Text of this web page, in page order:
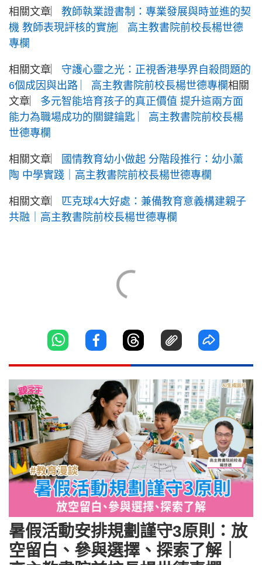
相關文章︳ 教師執業證書制：專業發展與時並進的契
機 教師表現評核的實施︳高主教書院前校長楊世德
專欄
相關文章︳ 守護心靈之光：正視香港學界自殺問題的
6個成因與出路 ︳高主教書院前校長楊世德專欄相關
文章︳ 多元智能培育孩子的真正價值 提升這兩方面
能力為職場成功的關鍵鑰匙 ︳高主教書院前校長楊
世德專欄
相關文章︳
國情教育幼小做起 分階段推行：幼小薰
陶 中學實踐｜高主教書院前校長楊世德專欄
相關文章︳ 匹克球4大好處：兼備教育意義構建親子
共融｜高主教書院前校長楊世德專欄
暑假活動安排規劃謹守3原則：放
空留白、參與選擇、探索了解｜